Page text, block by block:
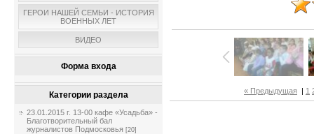
ГЕРОИ НАШЕЙ СЕМЬИ - ИСТОРИЯ
ВОЕННЫХ ЛЕТ
ВИДЕО
Форма входа
Категории раздела
23.01.2015 г. 13-00 кафе «Усадьба» -
Благотворительный бал
журналистов Подмосковья [20]
« Предыдущая | 1